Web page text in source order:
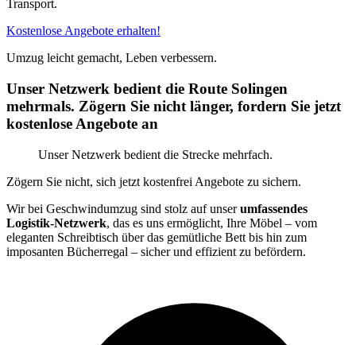
Transport.
Kostenlose Angebote erhalten!
Umzug leicht gemacht, Leben verbessern.
Unser Netzwerk bedient die Route Solingen
mehrmals. Zögern Sie nicht länger, fordern Sie jetzt
kostenlose Angebote an
Unser Netzwerk bedient die Strecke mehrfach.
Zögern Sie nicht, sich jetzt kostenfrei Angebote zu sichern.
Wir bei Geschwindumzug sind stolz auf unserumfassendes
Logistik-Netzwerk, das es uns ermöglicht, Ihre Möbel – vom
eleganten Schreibtisch über das gemütliche Bett bis hin zum
imposanten Bücherregal – sicher und effizient zu befördern.